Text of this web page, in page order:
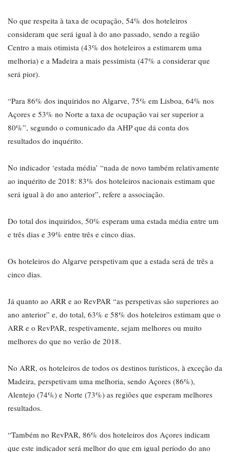
No que respeita à taxa de ocupação, 54% dos hoteleiros
consideram que será igual à do ano passado, sendo a região
Centro a mais otimista (43% dos hoteleiros a estimarem uma
melhoria) e a Madeira a mais pessimista (47% a considerar que
será pior).
“Para 86% dos inquiridos no Algarve, 75% em Lisboa, 64% nos
Açores e 53% no Norte a taxa de ocupação vai ser superior a
80%”, segundo o comunicado da AHP que dá conta dos
resultados do inquérito.
No indicador ‘estada média’ “nada de novo também relativamente
ao inquérito de 2018: 83% dos hoteleiros nacionais estimam que
será igual à do ano anterior”, refere a associação.
Do total dos inquiridos, 50% esperam uma estada média entre um
e três dias e 39% entre três e cinco dias.
Os hoteleiros do Algarve perspetivam que a estada será de três a
cinco dias.
Já quanto ao ARR e ao RevPAR “as perspetivas são superiores ao
ano anterior” e, do total, 63% e 58% dos hoteleiros estimam que o
ARR e o RevPAR, respetivamente, sejam melhores ou muito
melhores do que no verão de 2018.
No ARR, os hoteleiros de todos os destinos turísticos, à exceção da
Madeira, perspetivam uma melhoria, sendo Açores (86%),
Alentejo (74%) e Norte (73%) as regiões que esperam melhores
resultados.
“Também no RevPAR, 86% dos hoteleiros dos Açores indicam
que este indicador será melhor do que em igual período do ano